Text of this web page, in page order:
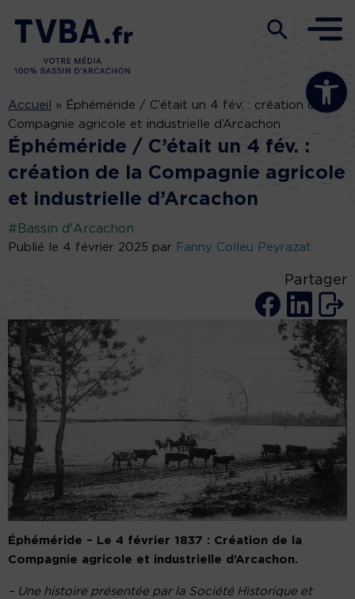
Ouvrir la
Accueil » Éphéméride / C’était un 4 fév. : création de la
Compagnie agricole et industrielle d’Arcachon
Éphéméride / C’était un 4 fév. :
création de la Compagnie agricole
et industrielle d’Arcachon
#Bassin d'Arcachon
Publié le 4 février 2025 par Fanny Colleu Peyrazat
Partager
Éphéméride – Le 4 février 1837 : Création de la
Compagnie agricole et industrielle d’Arcachon.
– Une histoire présentée par la Société Historique et